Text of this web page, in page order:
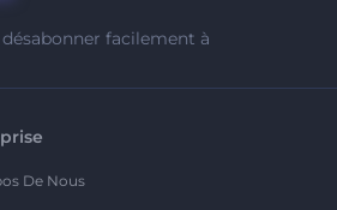
facilement à
De Nous